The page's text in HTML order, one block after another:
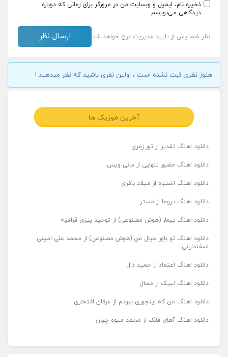
ذخیره نام، ایمیل و وبسایت من در مرورگر برای زمانی که دوباره
دیدگاهی می‌نویسم.
نظر شما پس از تایید مدیریت درج خواهد شد
هنوز نظری ثبت نشده است ، اولین نفری باشید که نظر میدهید !
آخرین موزیک ها
دانلود اهنگ تقدیر از تور زمری
دانلود اهنگ حضور تنهایی از مانی ویس
دانلود اهنگ اشتباه از میلاد باکری
دانلود اهنگ تروما از مستر
دانلود اهنگ بیمار (هوش مصنوعی) از توحید پیری قراقیه
دانلود اهنگ تو باور خیال من (هوش مصنوعی) از محمد علی امینی
اسفندارانی
دانلود اهنگ اعتماد از حمید دال
دانلود اهنگ لبیک از مجال
دانلود اهنگ من که اینجوری نبودم از عرفان افتخاری
دانلود اهنگ آهای فلک از محمد میوه چیان